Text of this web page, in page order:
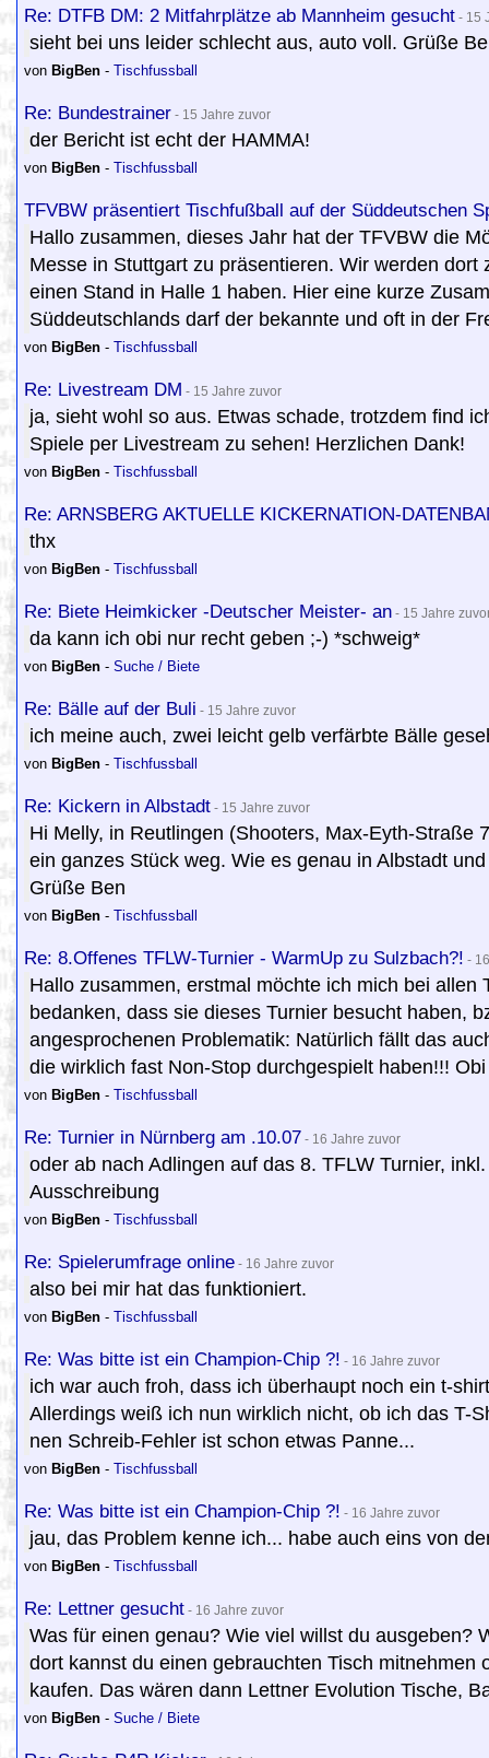
Re: DTFB DM: 2 Mitfahrplätze ab Mannheim gesucht - 15
sieht bei uns leider schlecht aus, auto voll. Grüße
von BigBen - Tischfussball
Re: Bundestrainer - 15 Jahre zuvor
der Bericht ist echt der HAMMA!
von BigBen - Tischfussball
TFVBW präsentiert Tischfußball auf der Süddeutschen
Hallo zusammen, dieses Jahr hat der TFVBW die
Messe in Stuttgart zu präsentieren. Wir werden
einen Stand in Halle 1 haben. Hier eine kurze
Süddeutschlands darf der bekannte und oft in der
von BigBen - Tischfussball
Re: Livestream DM - 15 Jahre zuvor
ja, sieht wohl so aus. Etwas schade, trotzdem find
Spiele per Livestream zu sehen! Herzlichen Dank!
von BigBen - Tischfussball
Re: ARNSBERG AKTUELLE KICKERNATION-
thx
von BigBen - Tischfussball
Re: Biete Heimkicker -Deutscher Meister- an - 15 Jahre
da kann ich obi nur recht geben ;-) *schweig*
von BigBen - Suche / Biete
Re: Bälle auf der Buli - 15 Jahre zuvor
ich meine auch, zwei leicht gelb verfärbte Bälle
von BigBen - Tischfussball
Re: Kickern in Albstadt - 15 Jahre zuvor
Hi Melly, in Reutlingen (Shooters, Max-Eyth-Straße
ein ganzes Stück weg. Wie es genau in Albstadt
Grüße Ben
von BigBen - Tischfussball
Re: 8.Offenes TFLW-Turnier - WarmUp zu Sulzbach?! -
Hallo zusammen, erstmal möchte ich mich bei
bedanken, dass sie dieses Turnier besucht haben,
angesprochenen Problematik: Natürlich fällt das
die wirklich fast Non-Stop durchgespielt haben!!!
von BigBen - Tischfussball
Re: Turnier in Nürnberg am .10.07 - 16 Jahre zuvor
oder ab nach Adlingen auf das 8. TFLW Turnier,
Ausschreibung
von BigBen - Tischfussball
Re: Spielerumfrage online - 16 Jahre zuvor
also bei mir hat das funktioniert.
von BigBen - Tischfussball
Re: Was bitte ist ein Champion-Chip ?! - 16 Jahre zuvor
ich war auch froh, dass ich überhaupt noch ein t-
Allerdings weiß ich nun wirklich nicht, ob ich das T-
nen Schreib-Fehler ist schon etwas Panne...
von BigBen - Tischfussball
Re: Was bitte ist ein Champion-Chip ?! - 16 Jahre zuvor
jau, das Problem kenne ich... habe auch eins von
von BigBen - Tischfussball
Re: Lettner gesucht - 16 Jahre zuvor
Was für einen genau? Wie viel willst du ausgeben?
dort kannst du einen gebrauchten Tisch
kaufen. Das wären dann Lettner Evolution Tische,
von BigBen - Suche / Biete